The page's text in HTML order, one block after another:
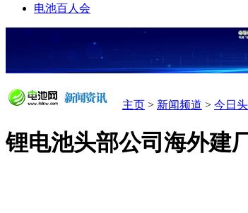
电池百人会
主页 > 新闻频道 > 今日
锂电池头部公司海外建